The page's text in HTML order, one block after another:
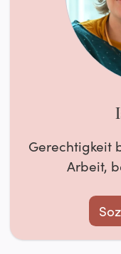
Gerechtigkeit
Arbeit,